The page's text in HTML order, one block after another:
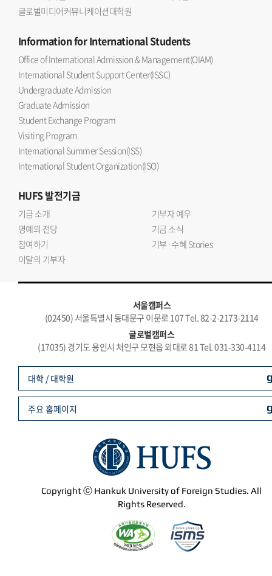
글로벌미디어커뮤니케이션대학원
Informationfor International Students
Office of International Admission & Management(OIAM)
International Student Support Center(ISSC)
Undergraduate Admission
Graduate Admission
Student Exchange Program
Visiting Program
International Summer Session(ISS)
International Student Organization(ISO)
HUFS발전기금
기금 소개
기부자 예우
명예의 전당
기금 소식
참여하기
기부·수혜 Stories
이달의 기부자
서울캠퍼스
(02450) 서울특별시 동대문구 이문로 107 Tel. 82-2-2173-2114
글로벌캠퍼스
(17035) 경기도 용인시 처인구 모현읍 외대로 81 Tel. 031-330-4114
Copyright ⓒ Hankuk University of Foreign Studies. All
Rights Reserved.
대학 / 대학원
주요 홈페이지